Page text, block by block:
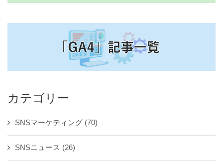
カテゴリー
SNSマーケティング (70)
SNSニュース (26)